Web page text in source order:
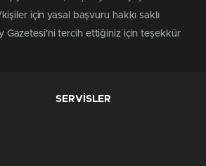
için yasal başvuru hakkı saklı
Gazetesi'ni tercih ettiğiniz için teşekkür
SERVİSLER